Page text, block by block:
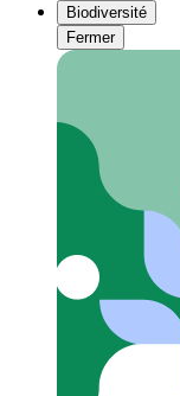
Biodiversité
Fermer